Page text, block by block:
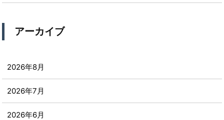
アーカイブ
2026年8月
2026年7月
2026年6月